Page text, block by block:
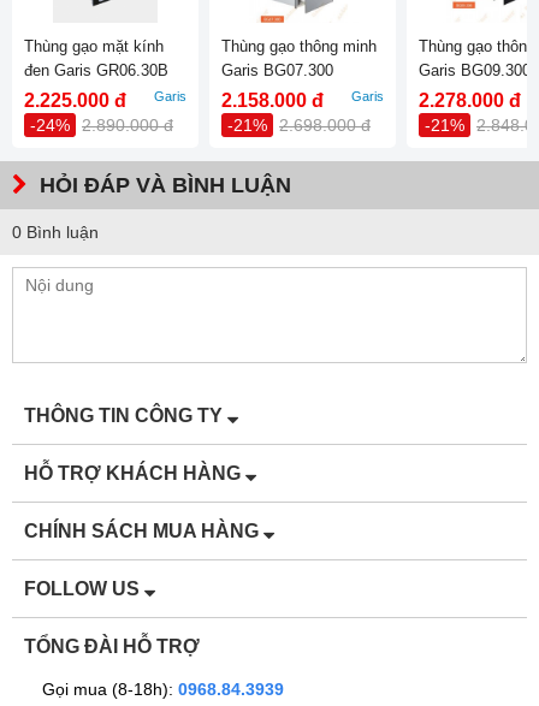
Thùng gạo mặt kính
đen Garis GR06.30B
2.225.000 đ
-24% 2.890.000 đ
Garis
Thùng gạo thông minh
Garis BG07.300
2.158.000 đ
-21% 2.698.000 đ
Garis
Thùng gạo
Garis BG09.300
2.278.000 đ
-21%
HỎI ĐÁP VÀ BÌNH LUẬN
0 Bình luận
THÔNG TIN CÔNG TY
HỖ TRỢ KHÁCH HÀNG
CHÍNH SÁCH MUA HÀNG
FOLLOW US
TỔNG ĐÀI HỖ TRỢ
Gọi mua (8-18h): 0968.84.3939